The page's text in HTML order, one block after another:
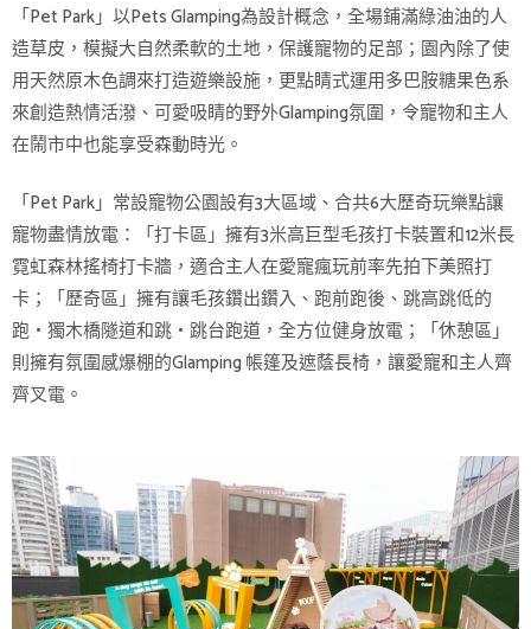
「Pet Park」以Pets Glamping為設計概念，全場鋪滿綠油油的人
造草皮，模擬大自然柔軟的土地，保護寵物的足部；園內除了使
用天然原木色調來打造遊樂設施，更點睛式運用多巴胺糖果色系
來創造熱情活潑、可愛吸睛的野外Glamping氛圍，令寵物和主人
在鬧市中也能享受森動時光。
「Pet Park」常設寵物公園設有3大區域、合共6大歷奇玩樂點讓
寵物盡情放電：「打卡區」擁有3米高巨型毛孩打卡裝置和12米長
霓虹森林搖椅打卡牆，適合主人在愛寵瘋玩前率先拍下美照打
卡；「歷奇區」擁有讓毛孩鑽出鑽入、跑前跑後、跳高跳低的
跑・獨木橋隧道和跳・跳台跑道，全方位健身放電；「休憩區」
則擁有氛圍感爆棚的Glamping 帳篷及遮蔭長椅，讓愛寵和主人齊
齊叉電。